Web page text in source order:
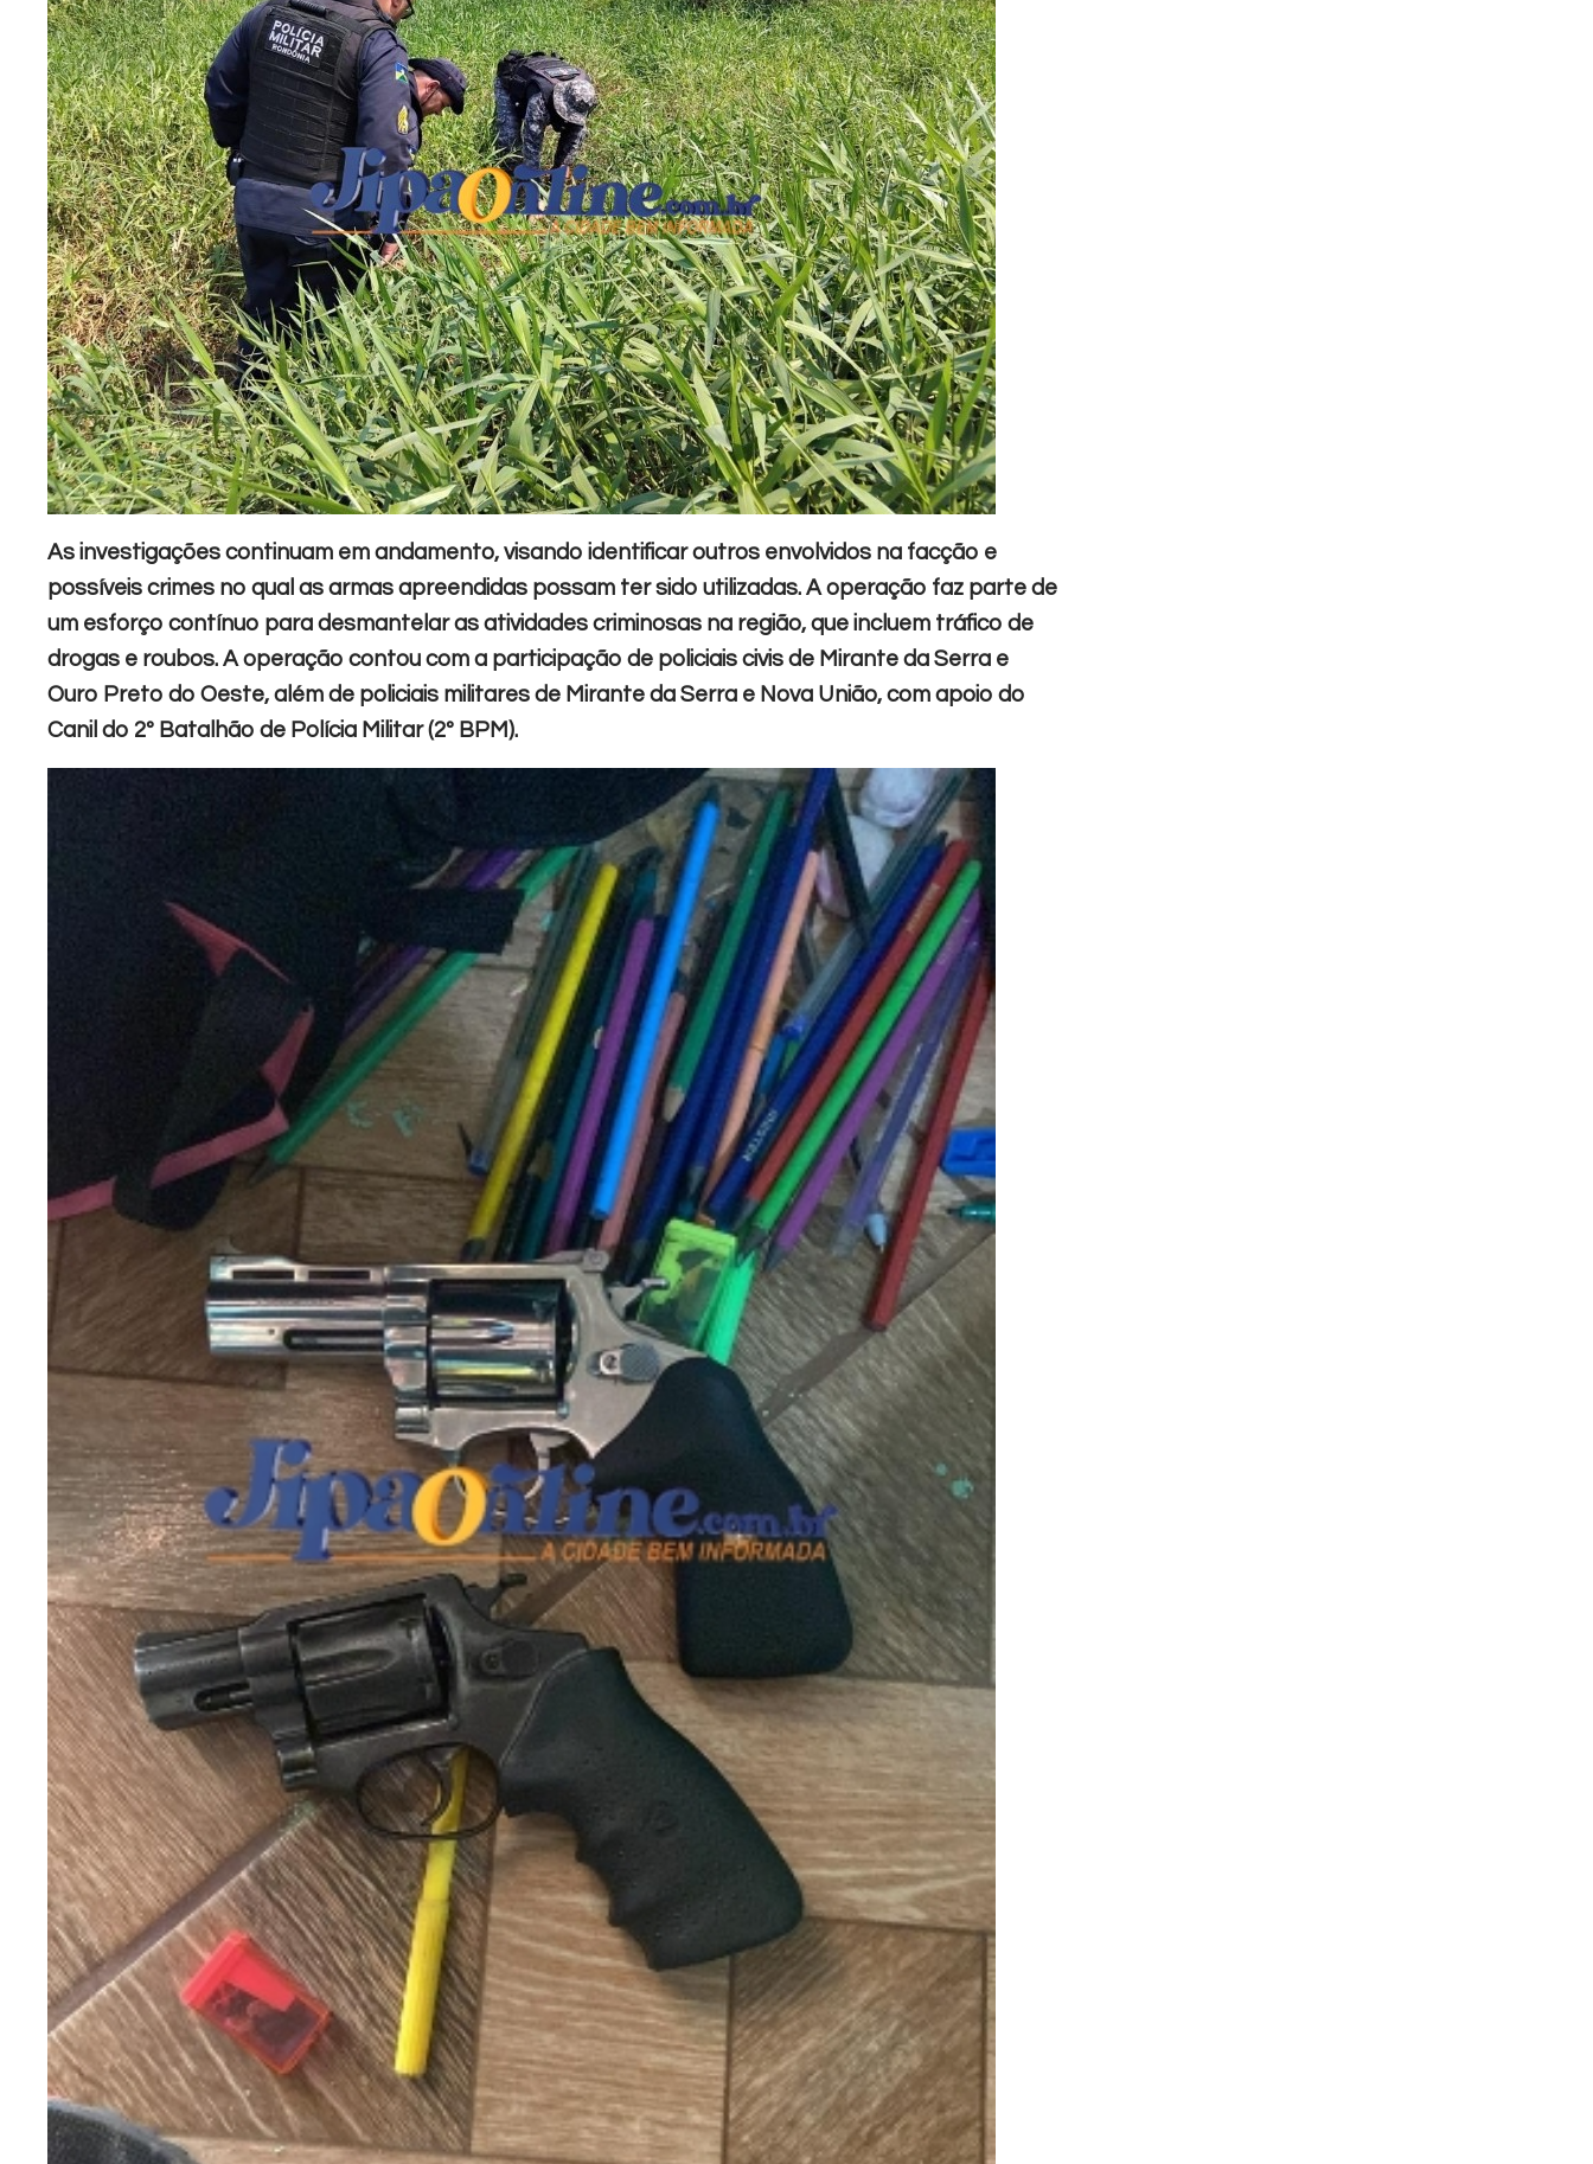
As investigações continuam em andamento, visando identificar outros envolvidos na facção e
possíveis crimes no qual as armas apreendidas possam ter sido utilizadas. A operação faz parte de
um esforço contínuo para desmantelar as atividades criminosas na região, que incluem tráfico de
drogas e roubos. A operação contou com a participação de policiais civis de Mirante da Serra e
Ouro Preto do Oeste, além de policiais militares de Mirante da Serra e Nova União, com apoio do
Canil do 2º Batalhão de Polícia Militar (2º BPM).